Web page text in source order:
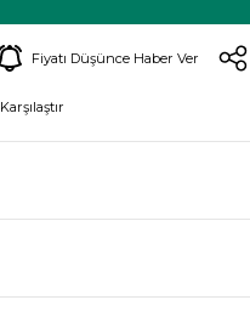
Fiyatı Düşünce Haber Ver
Karşılaştır